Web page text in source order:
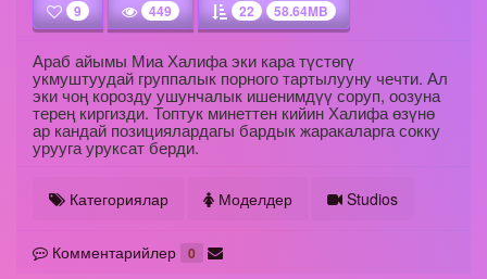
9 449 22 58.64MB
Араб айымы Миа Халифа эки кара түстөгү
укмуштуудай группалык порного тартылууну чечти. Ал
эки чоң корозду ушунчалык ишенимдүү соруп, оозуна
терең киргизди. Топтук минеттен кийин Халифа өзүнө
ар кандай позициялардагы бардык жаракаларга сокку
урууга уруксат берди.
Категориялар Моделдер Studios
Комментарийлер 0